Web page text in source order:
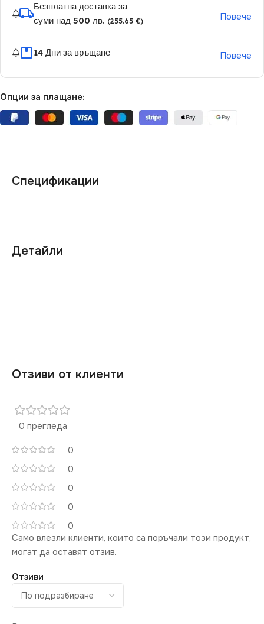
Безплатна доставка за
суми над 500 лв. (255.65 €) Повече
14 Дни за връщане Повече
Опции за плащане:
Детайли
Спецификации
Отзиви от клиенти
0 прегледа
0
0
0
0
0
Отзиви
Само влезли клиенти, които са поръчали този продукт,
могат да оставят отзив.